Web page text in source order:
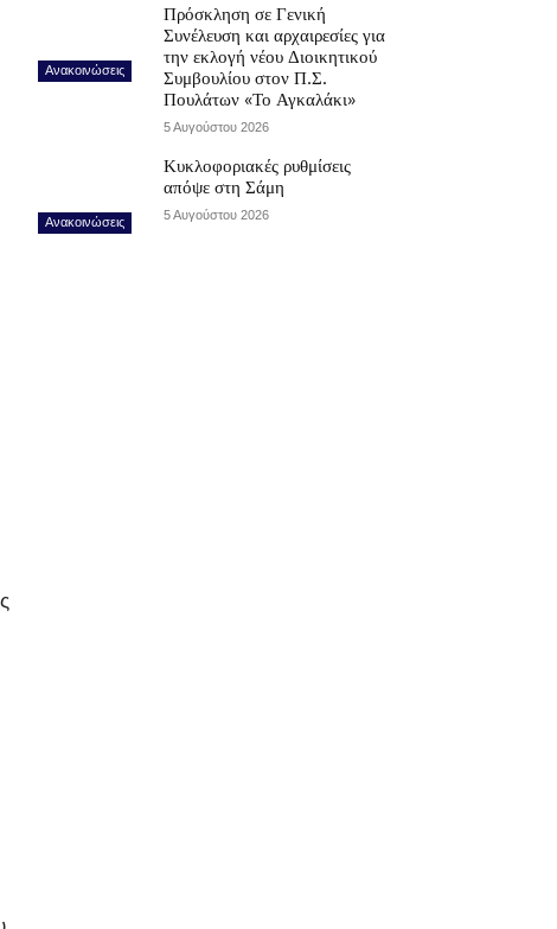
Ανακοινώσεις
Πρόσκληση σε Γενική
Συνέλευση και αρχαιρεσίες για
την εκλογή νέου Διοικητικού
Συμβουλίου στον Π.Σ.
Πουλάτων «Το Αγκαλάκι»
5 Αυγούστου 2026
Ανακοινώσεις
Κυκλοφοριακές ρυθμίσεις
απόψε στη Σάμη
5 Αυγούστου 2026